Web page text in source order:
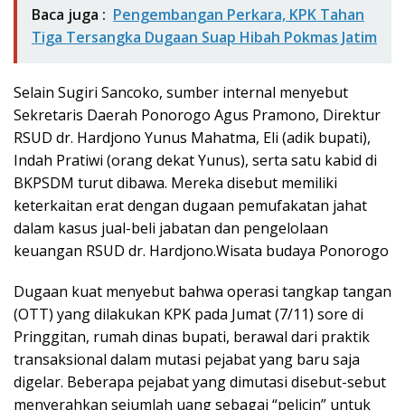
Baca juga : Pengembangan Perkara, KPK Tahan
Tiga Tersangka Dugaan Suap Hibah Pokmas Jatim
Selain Sugiri Sancoko, sumber internal menyebut
Sekretaris Daerah Ponorogo Agus Pramono, Direktur
RSUD dr. Hardjono Yunus Mahatma, Eli (adik bupati),
Indah Pratiwi (orang dekat Yunus), serta satu kabid di
BKPSDM turut dibawa. Mereka disebut memiliki
keterkaitan erat dengan dugaan pemufakatan jahat
dalam kasus jual-beli jabatan dan pengelolaan
keuangan RSUD dr. Hardjono.Wisata budaya Ponorogo
Dugaan kuat menyebut bahwa operasi tangkap tangan
(OTT) yang dilakukan KPK pada Jumat (7/11) sore di
Pringgitan, rumah dinas bupati, berawal dari praktik
transaksional dalam mutasi pejabat yang baru saja
digelar. Beberapa pejabat yang dimutasi disebut-sebut
menyerahkan sejumlah uang sebagai “pelicin” untuk